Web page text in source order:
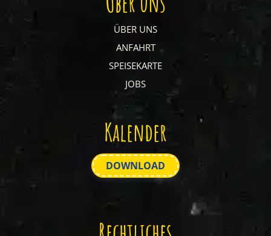
ÜBER UNS
ANFAHRT
SPEISEKARTE
JOBS
Kalender
DOWNLOAD